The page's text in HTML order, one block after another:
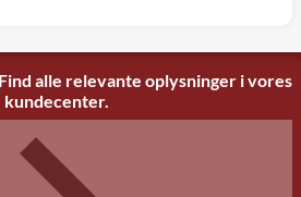
alle relevante oplysninger i vores
kundecenter.